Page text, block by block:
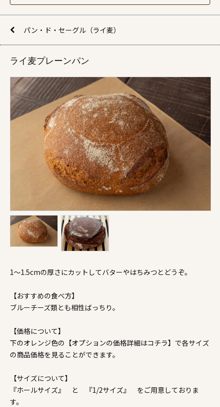
パン・ド・セーグル（ライ麦）
ライ麦プレーンパン
1～1.5cmの厚さにカットしてバターやはちみつとどうぞ。
【おすすめの食べ方】
ブルーチーズ類とも相性ばっちり。
【価格について】
下のオレンジ色の【オプションの価格詳細はコチラ】で各サイズ
の商品価格を見ることができます。
【サイズについて】
『ホールサイズ』 と 『1/2サイズ』 をご用意しておりま
す。